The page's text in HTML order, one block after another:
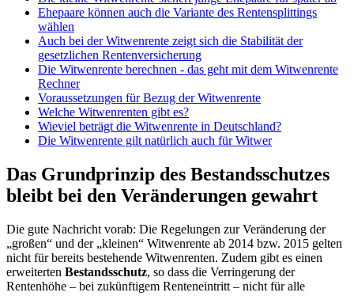
Ehepaare können auch die Variante des Rentensplittings
wählen
Auch bei der Witwenrente zeigt sich die Stabilität der
gesetzlichen Rentenversicherung
Die Witwenrente berechnen - das geht mit dem Witwenrente
Rechner
Voraussetzungen für Bezug der Witwenrente
Welche Witwenrenten gibt es?
Wieviel beträgt die Witwenrente in Deutschland?
Die Witwenrente gilt natürlich auch für Witwer
Das Grundprinzip des Bestandsschutzes
bleibt bei den Veränderungen gewahrt
Die gute Nachricht vorab: Die Regelungen zur Veränderung der
„großen“ und der „kleinen“ Witwenrente ab 2014 bzw. 2015 gelten
nicht für bereits bestehende Witwenrenten. Zudem gibt es einen
erweiterten Bestandsschutz, so dass die Verringerung der
Rentenhöhe – bei zukünftigem Renteneintritt – nicht für alle